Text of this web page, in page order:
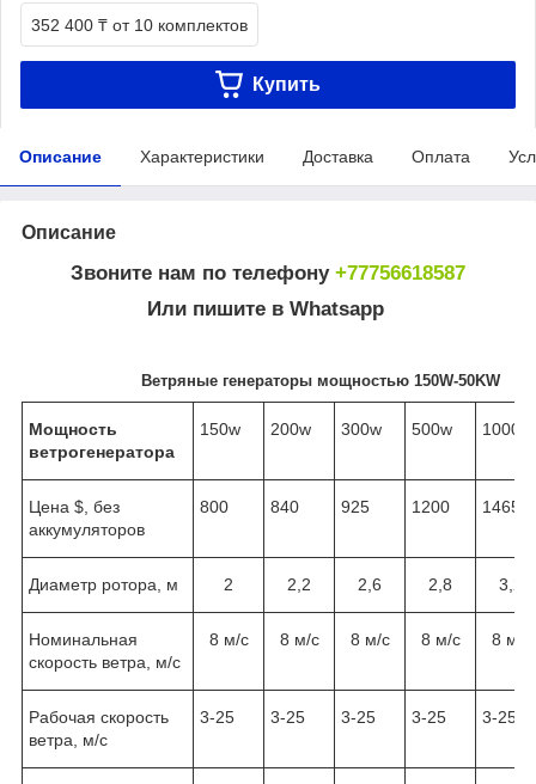
352 400 ₸ от 10 комплектов
Купить
Описание Характеристики Доставка Оплата
Описание
Звоните нам по телефону +77756618587
Или пишите в Whatsapp
Ветряные генераторы мощностью 150W-50KW
Мощность
ветрогенератора
150w 200w 300w 500w 1000w
Цена $, без
аккумуляторов
800 840 925 1200 1465
Диаметр ротора, м 2 2,2 2,6 2,8 3,2
Номинальная
скорость ветра, м/с
8 м/с 8 м/с 8 м/с 8 м/с 8 м/с
Рабочая скорость
ветра, м/с
3-25 3-25 3-25 3-25 3-25